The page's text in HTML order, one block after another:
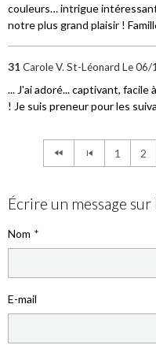
couleurs… intrigue
notre plus grand plaisir !
31 Carole V. St-Léonard Le 06/
... J'ai adoré... captivant,
! Je suis preneur pour les
1 2
Écrire un message
Nom
E-mail